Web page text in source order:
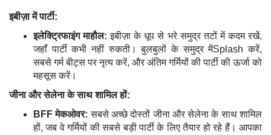
इबीज़ा में पार्टी:
इलेक्ट्रिफाइंग माहौल: इबीज़ा के धूप से भरे समुद्र तटों में कदम रखें,
जहाँ पार्टी कभी नहीं रुकती। बुलबुलों के समुद्र मेंSplash करें,
सबसे गर्म बीट्स पर नृत्य करें, और अंतिम गर्मियों की पार्टी की ऊर्जा को
महसूस करें।
जीना और सेलेना के साथ शामिल हों:
BFF मेकओवर: सबसे अच्छे दोस्तों जीना और सेलेना के साथ शामिल
हों, जब वे गर्मियों की सबसे बड़ी पार्टी के लिए तैयार हो रहे हैं। आपका